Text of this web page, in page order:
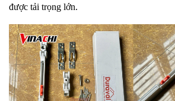
được tải trọng lớn.